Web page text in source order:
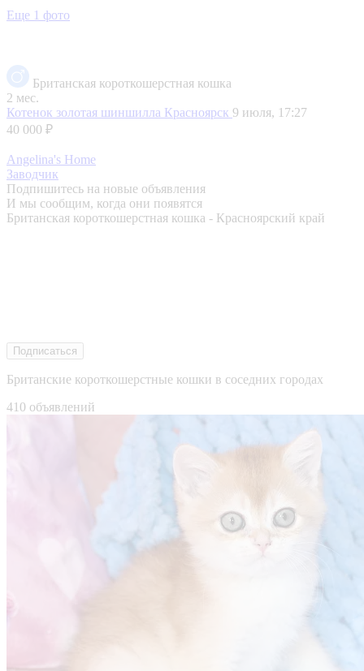
Еще 1 фото
Британская короткошерстная кошка
2 мес.
Котенок золотая шиншилла Красноярск 9 июля, 17:27
40 000 ₽
Angelina's Home
Заводчик
Подпишитесь на новые объявления
И мы сообщим, когда они появятся
Британская короткошерстная кошка - Красноярский край
Подписаться
Британские короткошерстные кошки в соседних городах
410 объявлений